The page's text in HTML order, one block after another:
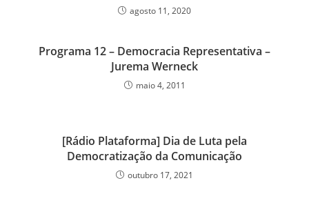
agosto 11, 2020
Programa 12 – Democracia Representativa –
Jurema Werneck
maio 4, 2011
[Rádio Plataforma] Dia de Luta pela
Democratização da Comunicação
outubro 17, 2021